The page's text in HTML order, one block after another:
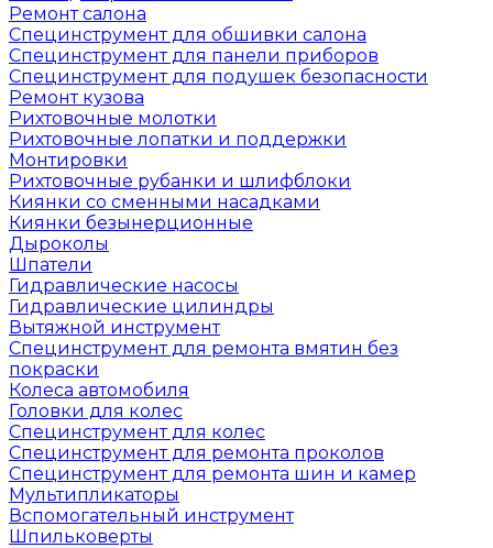
Ремонт салона
Специнструмент для обшивки салона
Специнструмент для панели приборов
Специнструмент для подушек безопасности
Ремонт кузова
Рихтовочные молотки
Рихтовочные лопатки и поддержки
Монтировки
Рихтовочные рубанки и шлифблоки
Киянки со сменными насадками
Киянки безынерционные
Дыроколы
Шпатели
Гидравлические насосы
Гидравлические цилиндры
Вытяжной инструмент
Специнструмент для ремонта вмятин без
покраски
Колеса автомобиля
Головки для колес
Специнструмент для колес
Специнструмент для ремонта проколов
Специнструмент для ремонта шин и камер
Мультипликаторы
Вспомогательный инструмент
Шпильковерты